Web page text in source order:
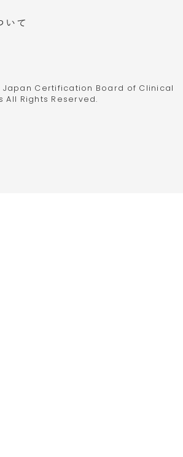
いて
Certification Board of Clinical
All Rights Reserved.